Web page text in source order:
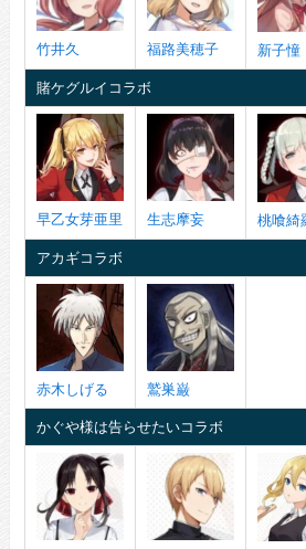
竹井久 福路美穂子 新子憧
賭ケグルイコラボ
早乙女芽亜里 生志摩妄 桃喰綺
アカギコラボ
赤木しげる 鷲巣巌
かぐや様は告らせたいコラボ